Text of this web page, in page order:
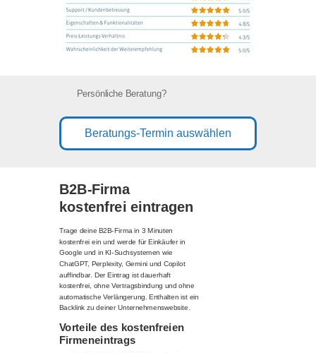
Beratungs-Termin auswählen
Persönliche Beratung?
B2B-Firma
kostenfrei eintragen
Trage deine B2B-Firma in 3 Minuten
kostenfrei ein und werde für Einkäufer in
Google und in KI-Suchsystemen wie
ChatGPT, Perplexity, Gemini und Copilot
auffindbar. Der Eintrag ist dauerhaft
kostenfrei, ohne Vertragsbindung und ohne
automatische Verlängerung. Enthalten ist ein
Backlink zu deiner Unternehmenswebsite.
Vorteile des kostenfreien
Firmeneintrags